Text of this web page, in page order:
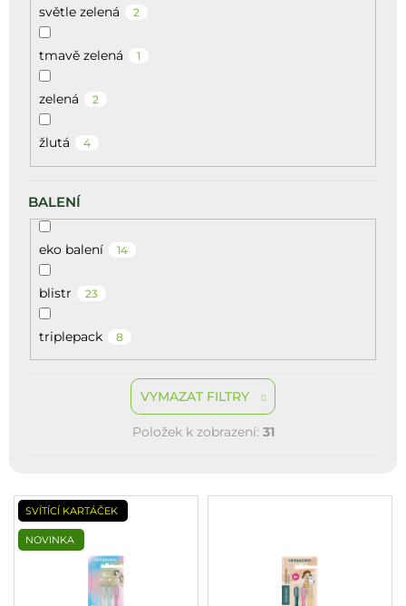
světle zelená 2
tmavě zelená 1
zelená 2
žlutá 4
BALENÍ
eko balení 14
blistr 23
triplepack 8
VYMAZAT FILTRY
Položek k zobrazení: 31
V
ý
p
SVÍTÍCÍ KARTÁČEK
NOVINKA